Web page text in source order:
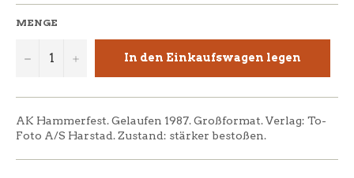
MENGE
− + In den Einkaufswagen legen
AK Hammerfest. Gelaufen 1987. Großformat. Verlag: To-
Foto A/S Harstad. Zustand: stärker bestoßen.